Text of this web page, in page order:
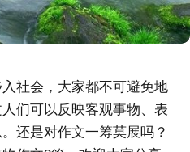
社会，大家都不可避免地
们可以反映客观事物、表
还是对作文一筹莫展吗？